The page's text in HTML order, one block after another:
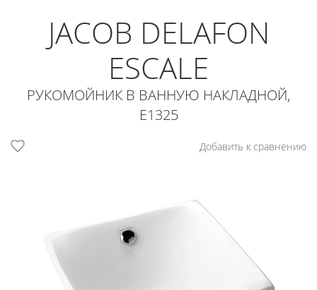
JACOB DELAFON
ESCALE
РУКОМОЙНИК В ВАННУЮ НАКЛАДНОЙ,
E1325
Добавить к сравнению